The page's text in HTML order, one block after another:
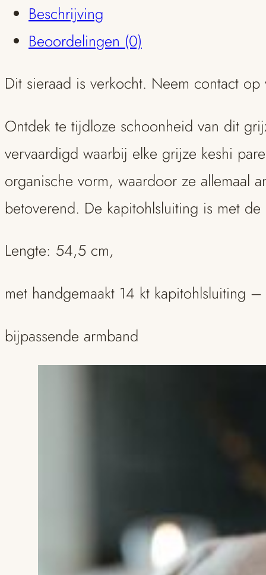
Beschrijving
Beoordelingen (0)
Dit sieraad is verkocht. Neem contact
Ontdek te tijdloze schoonheid van dit
vervaardigd waarbij elke grijze keshi
organische vorm, waardoor ze allemaal
betoverend. De kapitohlsluiting is met
Lengte: 54,5 cm,
met handgemaakt 14 kt kapitohlsluiting –
bijpassende armband